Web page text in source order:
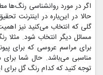
اگر در مورد روانشناسی رنگ‌ها
حالا در این‌باره در اینترنت
گلی که انتخاب می‌کنید نیز
مسائل دیگر انتخاب شود.
برای مراسم عروسی که برای
مناسبی می‌باشد. حال شما برای
توجه کنید که کدام رنگ گل